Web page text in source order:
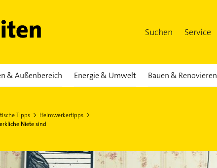
Suchen Service
& Außenbereich Energie & Umwelt Bauen & Renovieren
Tipps
Heimwerkertipps
Niete sind